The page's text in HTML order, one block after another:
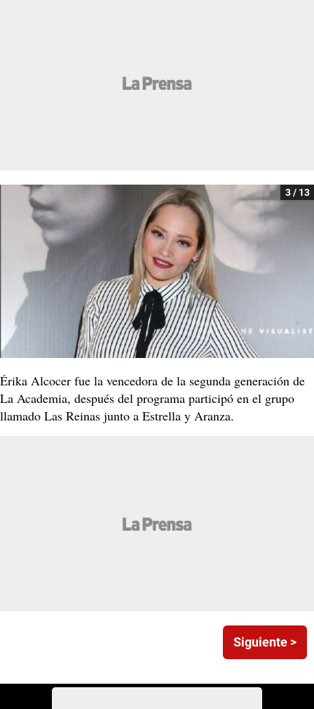
3 / 13
Érika Alcocer fue la vencedora de la segunda generación de
La Academia, después del programa participó en el grupo
llamado Las Reinas junto a Estrella y Aranza.
Siguiente >